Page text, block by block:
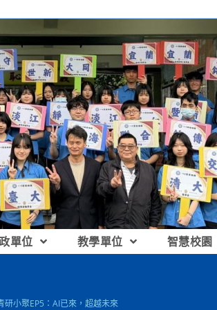
單位 教學單位 智慧校園
小聚EP5：AI已來，超越未來